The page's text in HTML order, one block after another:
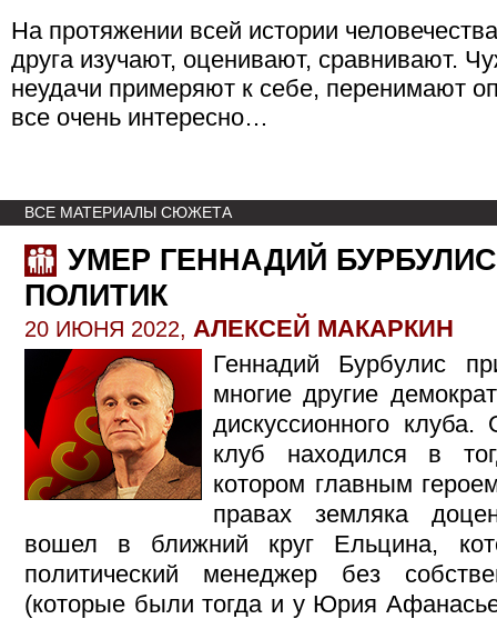
На протяжении всей истории
друга изучают, оценивают, сравнивают.
неудачи примеряют к себе, перенимают
все очень интересно…
ВСЕ МАТЕРИАЛЫ СЮЖЕТА
УМЕР ГЕННАДИЙ
ПОЛИТИК
20 ИЮНЯ 2022, АЛЕКСЕЙ МАКАРКИН
Геннадий Бурбулис
многие другие
дискуссионного
клуб находился в
котором главным
правах земляка
вошел в ближний круг Ельцина,
политический менеджер без
(которые были тогда и у Юрия